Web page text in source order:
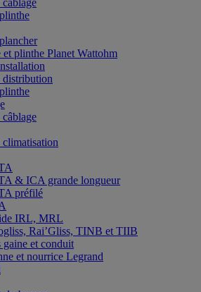
plinthe Planet Wattohm
distribution
& ICA grande longueur
préfilé
IRL, MRL
Rai’Gliss, TINB et TIIB
gaine et conduit
et nourrice Legrand